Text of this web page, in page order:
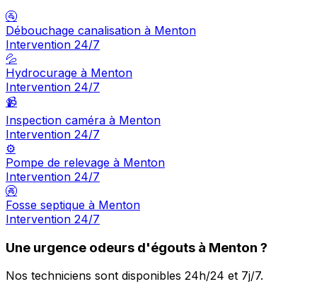
🚰
Débouchage canalisation à Menton
Intervention 24/7
💦
Hydrocurage à Menton
Intervention 24/7
📹
Inspection caméra à Menton
Intervention 24/7
⚙️
Pompe de relevage à Menton
Intervention 24/7
🚱
Fosse septique à Menton
Intervention 24/7
Une urgence odeurs d'égouts à Menton ?
Nos techniciens sont disponibles 24h/24 et 7j/7.